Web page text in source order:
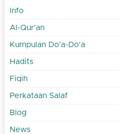
Info
Al-Qur'an
Kumpulan Do'a-Do'a
Hadits
Fiqih
Perkataan Salaf
Blog
News